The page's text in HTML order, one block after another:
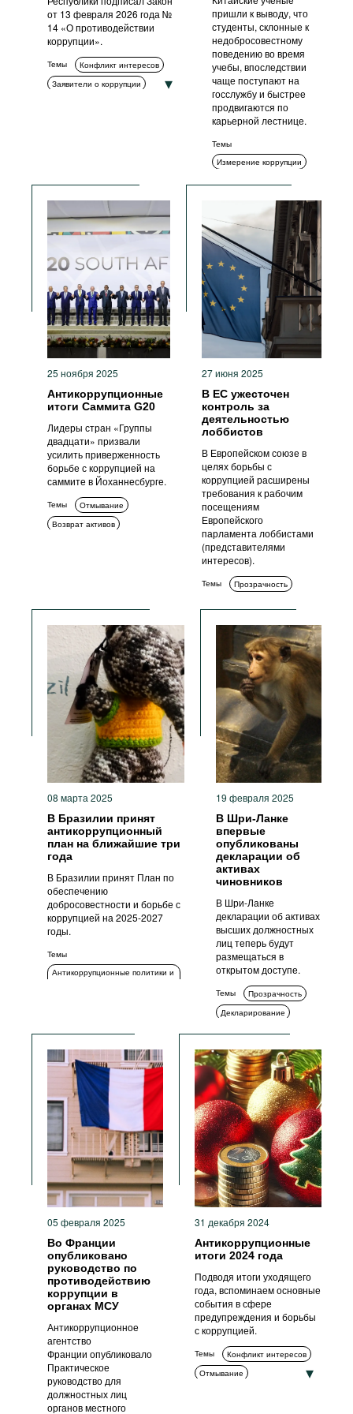
от 13 февраля 2026 года №
14 «О противодействии
коррупции».
Темы
Конфликт интересов
Заявители о коррупции
Стандарты поведения
Прозрачность
пришли к выводу, что
студенты, склонные к
недобросовестному
поведению во время
учебы, впоследствии
чаще поступают на
госслужбу и быстрее
продвигаются по
карьерной лестнице.
Темы
Измерение коррупции
Этика
25 ноября 2025
Антикоррупционные
итоги Саммита G20
Лидеры стран «Группы
двадцати» призвали
усилить приверженность
борьбе с коррупцией на
саммите в Йоханнесбурге.
Темы
Отмывание
Возврат активов
27 июня 2025
В ЕС ужесточен
контроль за
деятельностью
лоббистов
В Европейском союзе в
целях борьбы с
коррупцией расширены
требования к рабочим
посещениям
Европейского
парламента лоббистами
(представителями
интересов).
Темы Прозрачность
08 марта 2025
В Бразилии принят
антикоррупционный
план на ближайшие три
года
В Бразилии принят План по
обеспечению
добросовестности и борьбе с
коррупцией на 2025-2027
годы.
Темы
Антикоррупционные политики и
государственных закупок
Комплаенс
19 февраля 2025
В Шри-Ланке
впервые
опубликованы
декларации об
активах
чиновников
В Шри-Ланке
декларации об активах
высших должностных
лиц теперь будут
размещаться в
открытом доступе.
Темы
Прозрачность
Декларирование
05 февраля 2025
Во Франции
опубликовано
руководство по
противодействию
коррупции в
органах МСУ
Антикоррупционное
агентство
Франции опубликовало
Практическое
руководство для
должностных лиц
органов местного
31 декабря 2024
Антикоррупционные
итоги 2024 года
Подводя итоги уходящего
года, вспоминаем основные
события в сфере
предупреждения и борьбы
с коррупцией.
Темы
Конфликт интересов
Отмывание